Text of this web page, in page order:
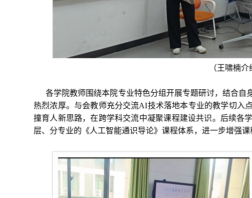
（王啸楠介
各学院教师围绕本院专业特色分组开展专题研讨，结合
热烈浓厚。与会教师充分交流AI技术落地本专业的教学切入
撞育人新思路，在跨学科交流中凝聚课程建设共识。后续各
层、分专业的《人工智能通识导论》课程体系，进一步增强课